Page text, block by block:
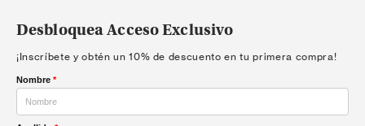
Desbloquea Acceso Exclusivo
¡Inscríbete y obtén un 10% de descuento en tu primera compra!
Nombre *